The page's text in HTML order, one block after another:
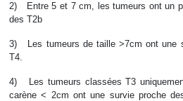
2) Entre 5 et 7 cm, les tumeurs ont un
des T2b
3) Les tumeurs de taille >7cm ont une
T4.
4) Les tumeurs classées T3
carène < 2cm ont une survie proche